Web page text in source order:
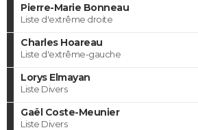
Pierre-Marie Bonneau
Liste d'extrême droite
Charles Hoareau
Liste d'extrême-gauche
Lorys Elmayan
Liste Divers
Gaël Coste-Meunier
Liste Divers